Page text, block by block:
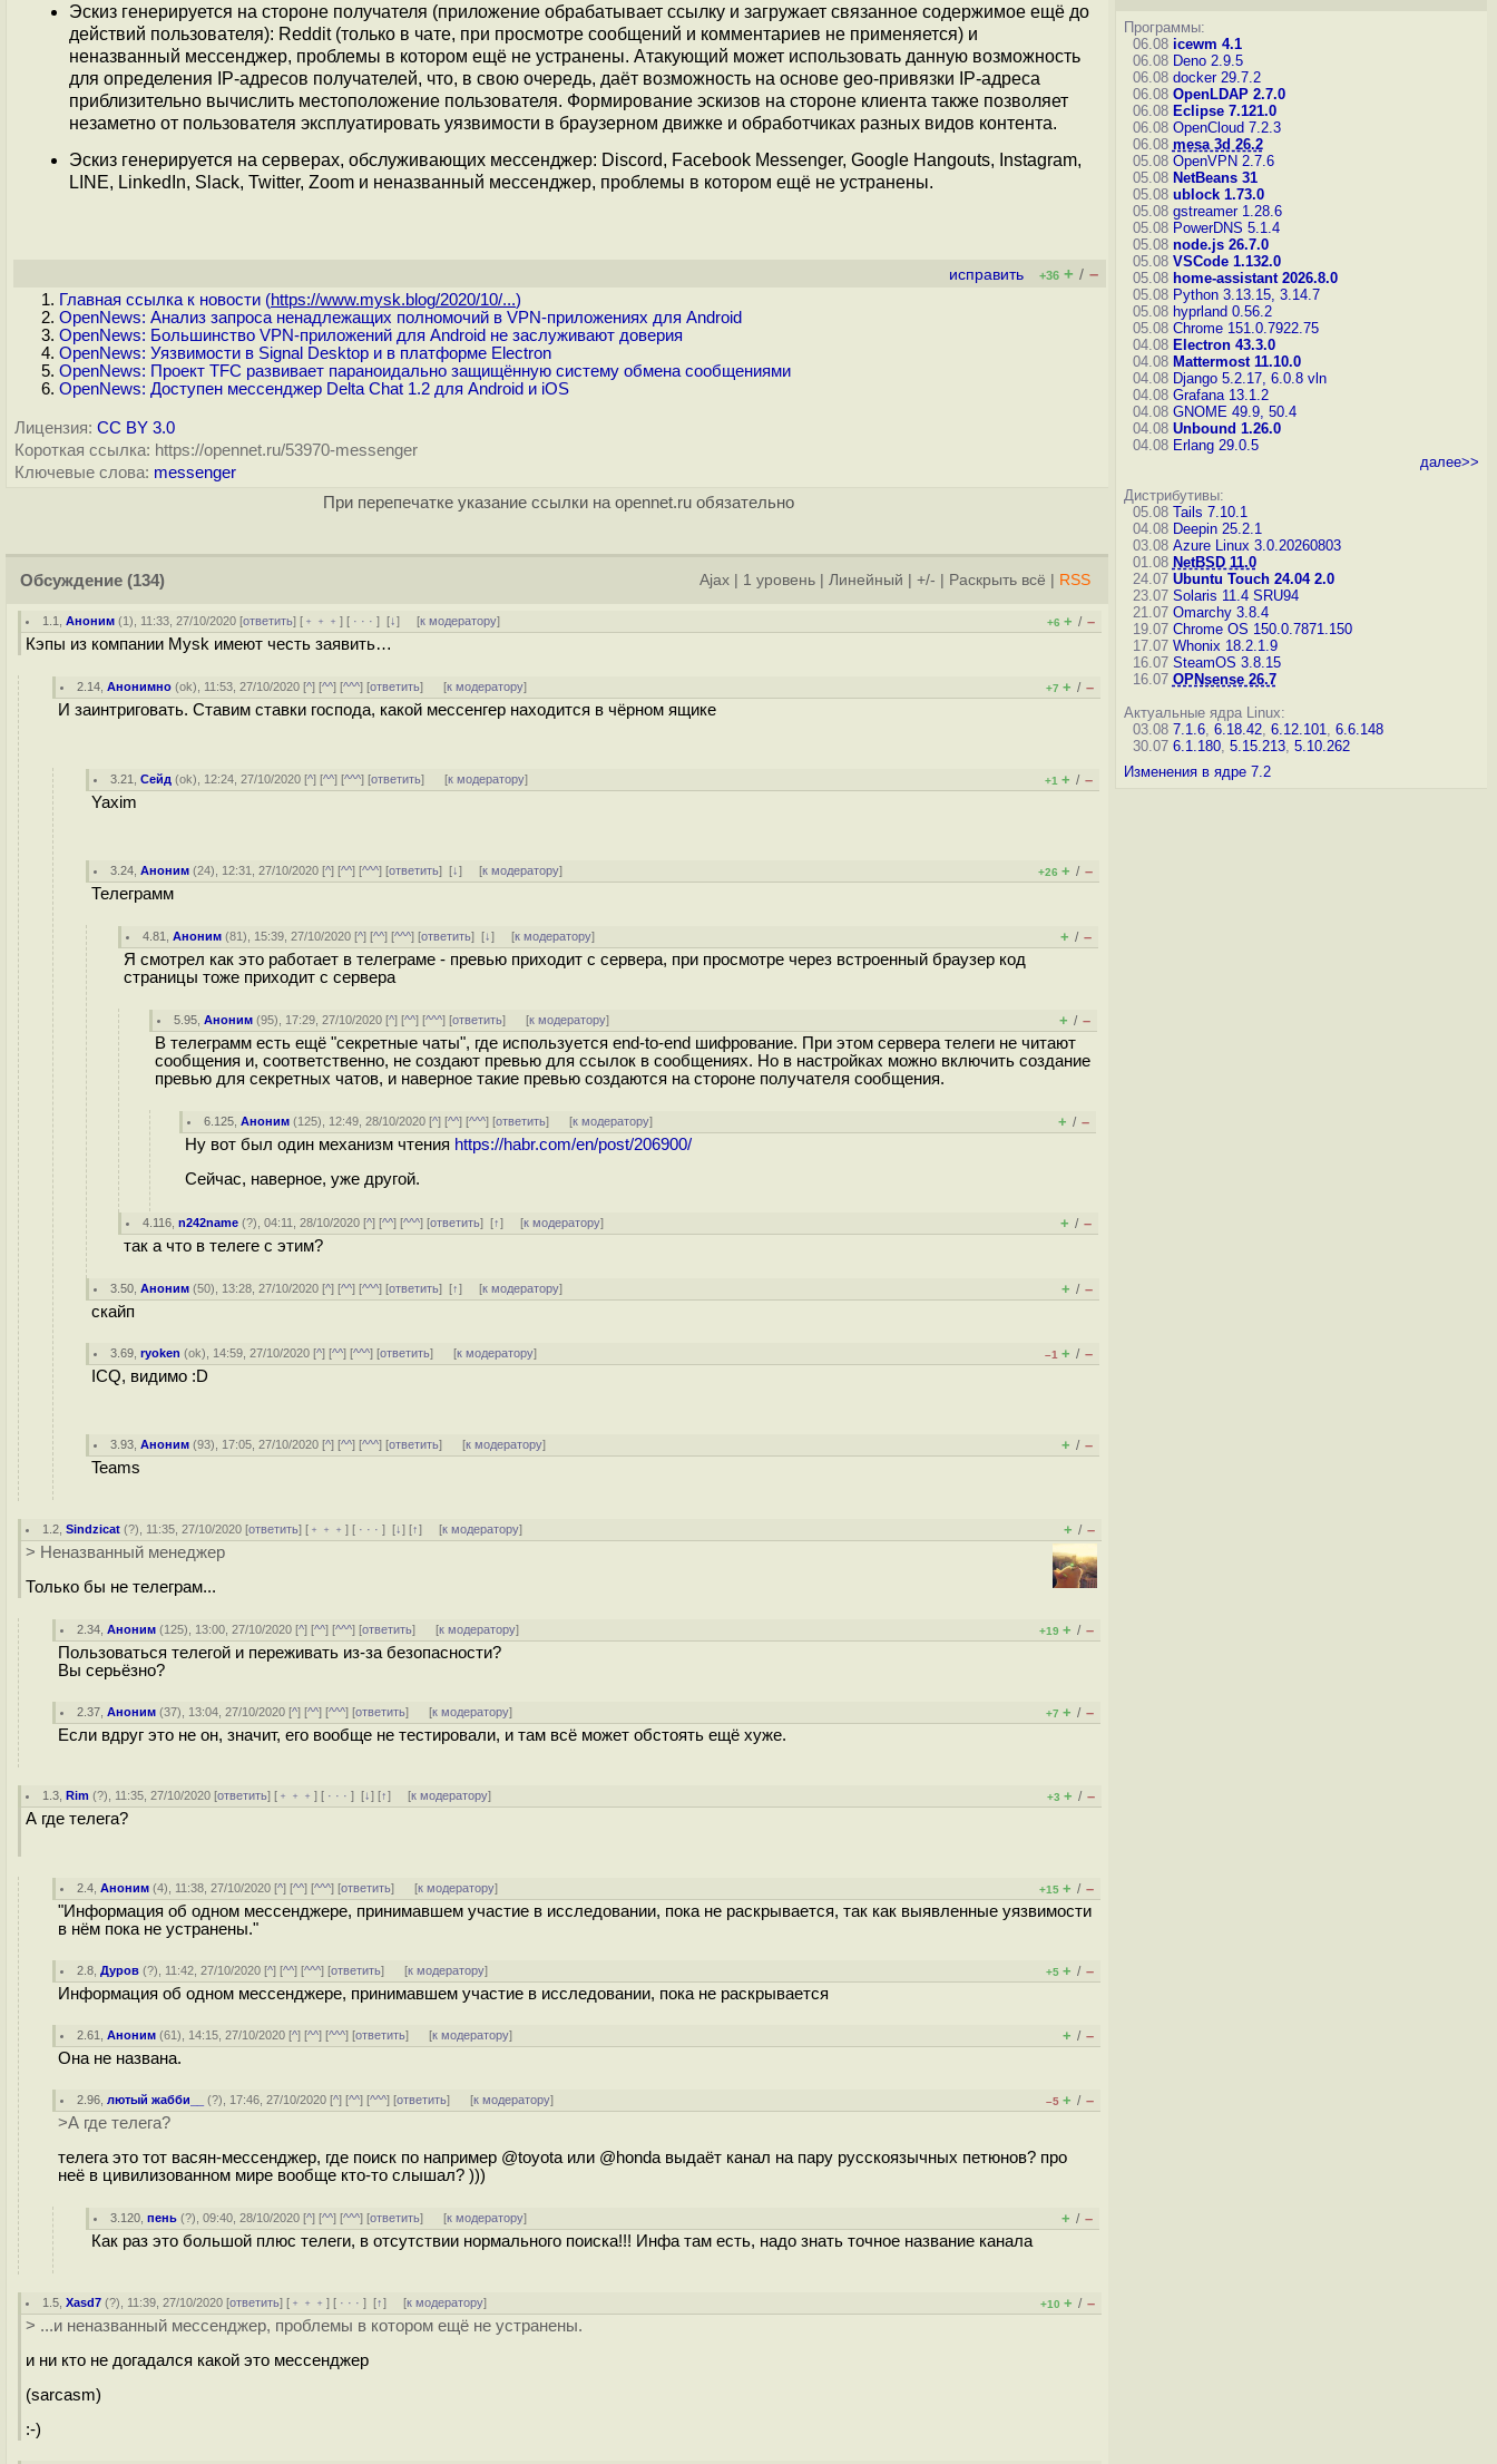
Эскиз генерируется на стороне получателя (приложение обрабатывает ссылку и загружает связанное содержимое ещё до
действий пользователя): Reddit (только в чате, при просмотре сообщений и комментариев не применяется) и
неназванный мессенджер, проблемы в котором ещё не устранены. Атакующий может использовать данную возможность
для определения IP-адресов получателей, что, в свою очередь, даёт возможность на основе geo-привязки IP-адреса
приблизительно вычислить местоположение пользователя. Формирование эскизов на стороне клиента также позволяет
незаметно от пользователя эксплуатировать уязвимости в браузерном движке и обработчиках разных видов контента.
Эскиз генерируется на серверах, обслуживающих мессенджер: Discord, Facebook Messenger, Google Hangouts, Instagram,
LINE, LinkedIn, Slack, Twitter, Zoom и неназванный мессенджер, проблемы в котором ещё не устранены.
исправить +36 + / –
Главная ссылка к новости (https://www.mysk.blog/2020/10/...)
OpenNews: Анализ запроса ненадлежащих полномочий в VPN-приложениях для Android
OpenNews: Большинство VPN-приложений для Android не заслуживают доверия
OpenNews: Уязвимости в Signal Desktop и в платформе Electron
OpenNews: Проект TFC развивает параноидально защищённую систему обмена сообщениями
OpenNews: Доступен мессенджер Delta Chat 1.2 для Android и iOS
Лицензия: CC BY 3.0
Короткая ссылка: https://opennet.ru/53970-messenger
Ключевые слова: messenger
При перепечатке указание ссылки на opennet.ru обязательно
Обсуждение (134) Ajax 1 уровень Линейный +/- Раскрыть всё RSS
1.1 ,Аноним (1), 11:33, 27/10/2020 [ответить] [ ﹢﹢﹢] [ · · ·][↓] [к модератору] +6 + / –
Кэпы из компании Mysk имеют честь заявить…
2.14 ,Анонимно (ok), 11:53, 27/10/2020 [^] [^^] [^^^] [ответить] [к модератору] +7 + / –
И заинтриговать. Ставим ставки господа, какой мессенгер находится в чёрном ящике
3.21 ,Сейд (ok), 12:24, 27/10/2020 [^] [^^] [^^^] [ответить] [к модератору] +1 + / –
Yaxim
3.24 ,Аноним (24), 12:31, 27/10/2020 [^] [^^] [^^^] [ответить][↓] [к модератору] +26 + / –
Телеграмм
4.81 ,Аноним (81), 15:39, 27/10/2020 [^] [^^] [^^^] [ответить][↓] [к модератору] + / –
Я смотрел как это работает в телеграме - превью приходит с сервера, при просмотре через встроенный браузер код
страницы тоже приходит с сервера
5.95 ,Аноним (95), 17:29, 27/10/2020 [^] [^^] [^^^] [ответить] [к модератору] + / –
В телеграмм есть ещё "секретные чаты", где используется end-to-end шифрование. При этом сервера телеги не читают
сообщения и, соответственно, не создают превью для ссылок в сообщениях. Но в настройках можно включить создание
превью для секретных чатов, и наверное такие превью создаются на стороне получателя сообщения.
6.125 ,Аноним (125), 12:49, 28/10/2020 [^] [^^] [^^^] [ответить] [к модератору] + / –
Ну вот был один механизм чтения https://habr.com/en/post/206900/
Сейчас, наверное, уже другой.
4.116 ,n242name (?), 04:11, 28/10/2020 [^] [^^] [^^^] [ответить][↑] [к модератору] + / –
так а что в телеге с этим?
3.50 ,Аноним (50), 13:28, 27/10/2020 [^] [^^] [^^^] [ответить][↑] [к модератору] + / –
скайп
3.69 ,ryoken (ok), 14:59, 27/10/2020 [^] [^^] [^^^] [ответить] [к модератору] –1 + / –
ICQ, видимо :D
3.93 ,Аноним (93), 17:05, 27/10/2020 [^] [^^] [^^^] [ответить] [к модератору] + / –
Teams
1.2 ,Sindzicat (?), 11:35, 27/10/2020 [ответить] [ ﹢﹢﹢] [ · · ·][↓] [↑] [к модератору] + / –
> Неназванный менеджер
Только бы не телеграм...
2.34 ,Аноним (125), 13:00, 27/10/2020 [^] [^^] [^^^] [ответить] [к модератору] +19 + / –
Пользоваться телегой и переживать из-за безопасности?
Вы серьёзно?
2.37 ,Аноним (37), 13:04, 27/10/2020 [^] [^^] [^^^] [ответить] [к модератору] +7 + / –
Если вдруг это не он, значит, его вообще не тестировали, и там всё может обстоять ещё хуже.
1.3 ,Rim (?), 11:35, 27/10/2020 [ответить] [ ﹢﹢﹢] [ · · ·][↓] [↑] [к модератору] +3 + / –
А где телега?
2.4 ,Аноним (4), 11:38, 27/10/2020 [^] [^^] [^^^] [ответить] [к модератору] +15 + / –
"Информация об одном мессенджере, принимавшем участие в исследовании, пока не раскрывается, так как выявленные уязвимости
в нём пока не устранены."
2.8 ,Дуров (?), 11:42, 27/10/2020 [^] [^^] [^^^] [ответить] [к модератору] +5 + / –
Информация об одном мессенджере, принимавшем участие в исследовании, пока не раскрывается
2.61 ,Аноним (61), 14:15, 27/10/2020 [^] [^^] [^^^] [ответить] [к модератору] + / –
Она не названа.
2.96 ,лютый жабби__ (?), 17:46, 27/10/2020 [^] [^^] [^^^] [ответить] [к модератору] –5 + / –
>А где телега?
телега это тот васян-мессенджер, где поиск по например @toyota или @honda выдаёт канал на пару русскоязычных петюнов? про
неё в цивилизованном мире вообще кто-то слышал? )))
3.120 ,пень (?), 09:40, 28/10/2020 [^] [^^] [^^^] [ответить] [к модератору] + / –
Как раз это большой плюс телеги, в отсутствии нормального поиска!!! Инфа там есть, надо знать точное название канала
1.5 ,Xasd7 (?), 11:39, 27/10/2020 [ответить] [ ﹢﹢﹢] [ · · ·][↑] [к модератору] +10 + / –
> ...и неназванный мессенджер, проблемы в котором ещё не устранены.
и ни кто не догадался какой это мессенджер
(sarcasm)
:-)
Программы:
06.08 icewm 4.1
06.08 Deno 2.9.5
06.08 docker 29.7.2
06.08 OpenLDAP 2.7.0
06.08 Eclipse 7.121.0
06.08 OpenCloud 7.2.3
06.08 mesa 3d 26.2
05.08 OpenVPN 2.7.6
05.08 NetBeans 31
05.08 ublock 1.73.0
05.08 gstreamer 1.28.6
05.08 PowerDNS 5.1.4
05.08 node.js 26.7.0
05.08 VSCode 1.132.0
05.08 home-assistant 2026.8.0
05.08 Python 3.13.15, 3.14.7
05.08 hyprland 0.56.2
05.08 Chrome 151.0.7922.75
04.08 Electron 43.3.0
04.08 Mattermost 11.10.0
04.08 Django 5.2.17, 6.0.8 vln
04.08 Grafana 13.1.2
04.08 GNOME 49.9, 50.4
04.08 Unbound 1.26.0
04.08 Erlang 29.0.5
далее>>
Дистрибутивы:
05.08 Tails 7.10.1
04.08 Deepin 25.2.1
03.08 Azure Linux 3.0.20260803
01.08 NetBSD 11.0
24.07 Ubuntu Touch 24.04 2.0
23.07 Solaris 11.4 SRU94
21.07 Omarchy 3.8.4
19.07 Chrome OS 150.0.7871.150
17.07 Whonix 18.2.1.9
16.07 SteamOS 3.8.15
16.07 OPNsense 26.7
Актуальные ядра Linux:
03.08 7.1.6, 6.18.42, 6.12.101, 6.6.148
30.07 6.1.180, 5.15.213, 5.10.262
Изменения в ядре 7.2